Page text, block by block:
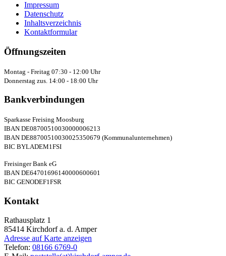
Impressum
Datenschutz
Inhaltsverzeichnis
Kontaktformular
Öffnungszeiten
Montag - Freitag 07:30 - 12:00 Uhr
Donnerstag zus. 14:00 - 18:00 Uhr
Bankverbindungen
Sparkasse Freising Moosburg
IBAN DE08700510030000006213
IBAN DE88700510030025350679 (Kommunalunternehmen)
BIC BYLADEM1FSI
Freisinger Bank eG
IBAN DE64701696140000600601
BIC GENODEF1FSR
Kontakt
Rathausplatz 1
85414 Kirchdorf a. d. Amper
Adresse auf Karte anzeigen
Telefon: 08166 6769-0